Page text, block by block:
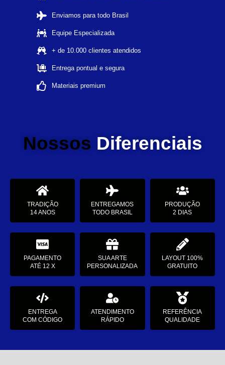
Enviamos para todo Brasil
Equipe Especializada
+ de 10.000 clientes atendidos
Entrega pontual e segura
Materiais premium
Nossos Diferenciais
TRADIÇÃO
14 ANOS
ENTREGAMOS
TODO BRASIL
PRODUÇÃO
2 DIAS
PAGAMENTO
ATÉ 12 X
SUA ARTE
PERSONALIZADA
LAYOUT 100%
GRATUITO
ENTREGA
COM CÓDIGO
ATENDIMENTO
RÁPIDO
REFERÊNCIA
QUALIDADE